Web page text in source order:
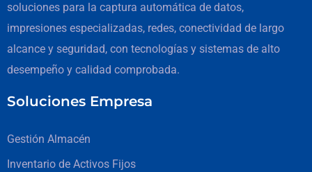
soluciones para la captura automática de datos,
impresiones especializadas, redes, conectividad de largo
alcance y seguridad, con tecnologías y sistemas de alto
desempeño y calidad comprobada.
Soluciones Empresa
Gestión Almacén
Inventario de Activos Fijos